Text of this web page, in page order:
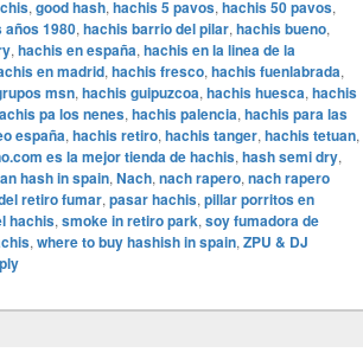
, good hash, hachis 5 pavos, hachis 50 pavos,
años 1980, hachis barrio del pilar, hachis bueno,
, hachis en españa, hachis en la linea de la
en madrid, hachis fresco, hachis fuenlabrada,
msn, hachis guipuzcoa, hachis huesca, hachis
pa los nenes, hachis palencia, hachis para las
españa, hachis retiro, hachis tanger, hachis tetuan,
es la mejor tienda de hachis, hash semi dry,
hash in spain, Nach, nach rapero, nach rapero
retiro fumar, pasar hachis, pillar porritos en
hachis, smoke in retiro park, soy fumadora de
, where to buy hashish in spain, ZPU & DJ